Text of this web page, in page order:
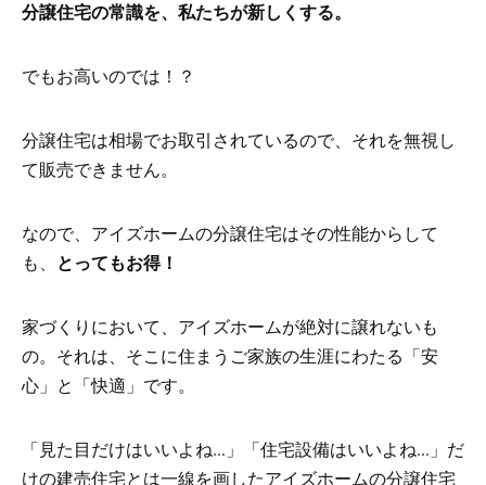
分譲住宅の常識を、私たちが新しくする。
でもお高いのでは！？
分譲住宅は相場でお取引されているので、それを無視し
て販売できません。
なので、アイズホームの分譲住宅はその性能からして
も、
とってもお得！
家づくりにおいて、アイズホームが絶対に譲れないも
の。それは、そこに住まうご家族の生涯にわたる「安
心」と「快適」です。
「見た目だけはいいよね…」「住宅設備はいいよね…」だ
けの建売住宅とは一線を画したアイズホームの分譲住宅